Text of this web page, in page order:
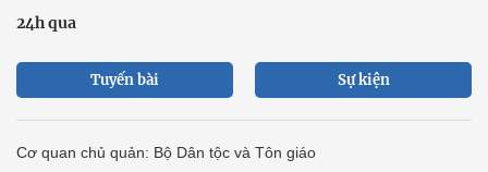
24h qua
Tuyến bài Sự kiện
Cơ quan chủ quản: Bộ Dân tộc và Tôn giáo